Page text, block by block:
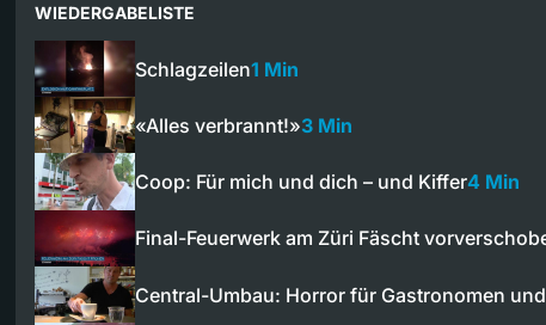
WIEDERGABELISTE
Schlagzeilen1 Min
«Alles verbrannt!»3 Min
Coop: Für mich und dich – und Kiffer4 Min
Final-Feuerwerk am Züri Fäscht
Central-Umbau: Horror für Gastronomen